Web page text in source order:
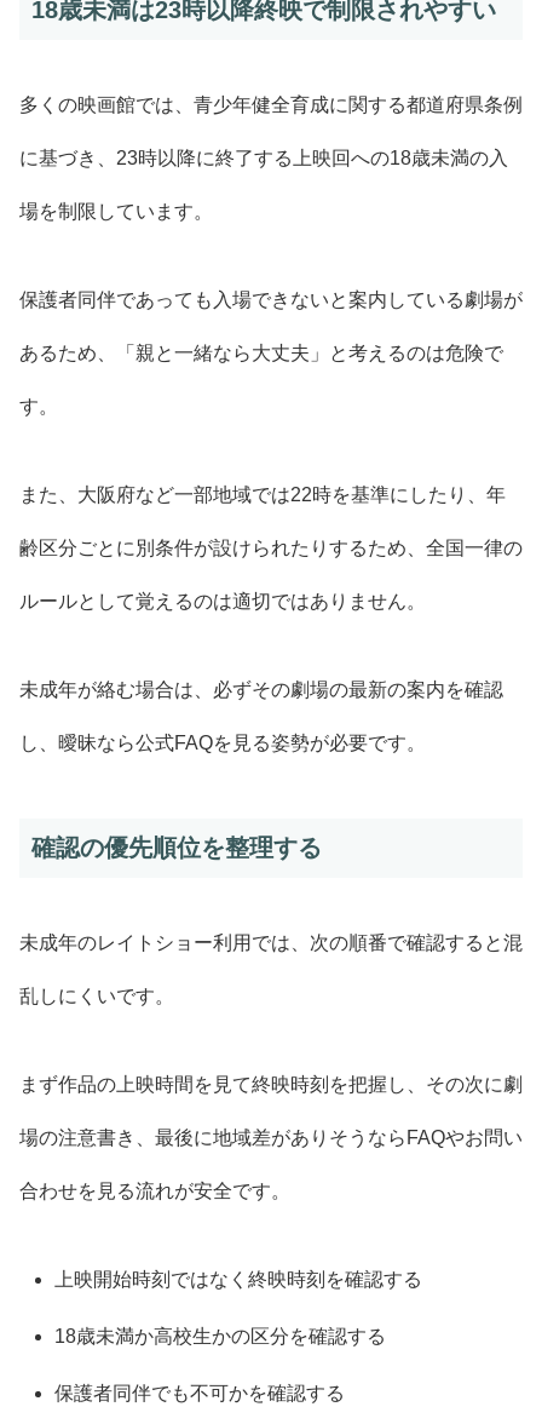
18歳未満は23時以降終映で制限されやすい
多くの映画館では、青少年健全育成に関する都道府県条例
に基づき、23時以降に終了する上映回への18歳未満の入
場を制限しています。
保護者同伴であっても入場できないと案内している劇場が
あるため、「親と一緒なら大丈夫」と考えるのは危険で
す。
また、大阪府など一部地域では22時を基準にしたり、年
齢区分ごとに別条件が設けられたりするため、全国一律の
ルールとして覚えるのは適切ではありません。
未成年が絡む場合は、必ずその劇場の最新の案内を確認
し、曖昧なら公式FAQを見る姿勢が必要です。
確認の優先順位を整理する
未成年のレイトショー利用では、次の順番で確認すると混
乱しにくいです。
まず作品の上映時間を見て終映時刻を把握し、その次に劇
場の注意書き、最後に地域差がありそうならFAQやお問い
合わせを見る流れが安全です。
上映開始時刻ではなく終映時刻を確認する
18歳未満か高校生かの区分を確認する
保護者同伴でも不可かを確認する